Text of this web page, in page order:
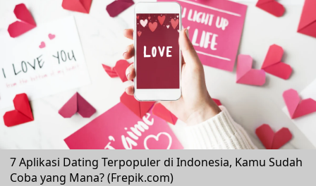
7 Aplikasi Dating Terpopuler di Indonesia, Kamu Sudah
Coba yang Mana? (Frepik.com)